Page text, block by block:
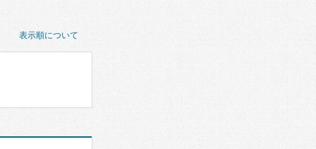
表示順について